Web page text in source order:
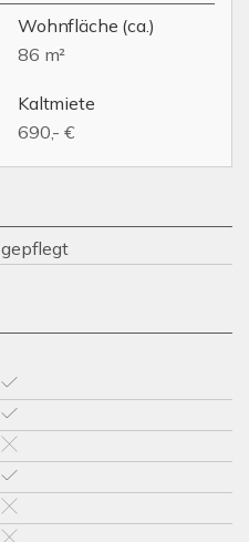
Wohnfläche (ca.)
86 m²
Kaltmiete
690,- €
gepflegt